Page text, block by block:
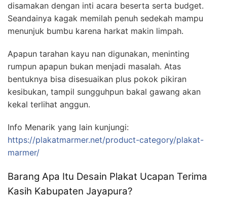
disamakan dengan inti acara beserta serta budget.
Seandainya kagak memilah penuh sedekah mampu
menunjuk bumbu karena harkat makin limpah.
Apapun tarahan kayu nan digunakan, meninting
rumpun apapun bukan menjadi masalah. Atas
bentuknya bisa disesuaikan plus pokok pikiran
kesibukan, tampil sungguhpun bakal gawang akan
kekal terlihat anggun.
Info Menarik yang lain kunjungi:
https://plakatmarmer.net/product-category/plakat-
marmer/
Barang Apa Itu Desain Plakat Ucapan Terima
Kasih Kabupaten Jayapura?